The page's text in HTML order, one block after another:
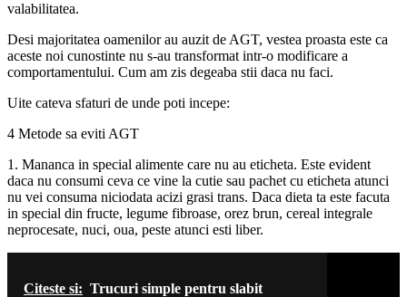
valabilitatea.
Desi majoritatea oamenilor au auzit de AGT, vestea proasta este ca
aceste noi cunostinte nu s-au transformat intr-o modificare a
comportamentului. Cum am zis degeaba stii daca nu faci.
Uite cateva sfaturi de unde poti incepe:
4 Metode sa eviti AGT
1. Mananca in special alimente care nu au eticheta. Este evident
daca nu consumi ceva ce vine la cutie sau pachet cu eticheta atunci
nu vei consuma niciodata acizi grasi trans. Daca dieta ta este facuta
in special din fructe, legume fibroase, orez brun, cereal integrale
neprocesate, nuci, oua, peste atunci esti liber.
Citeste si: Trucuri simple pentru slabit